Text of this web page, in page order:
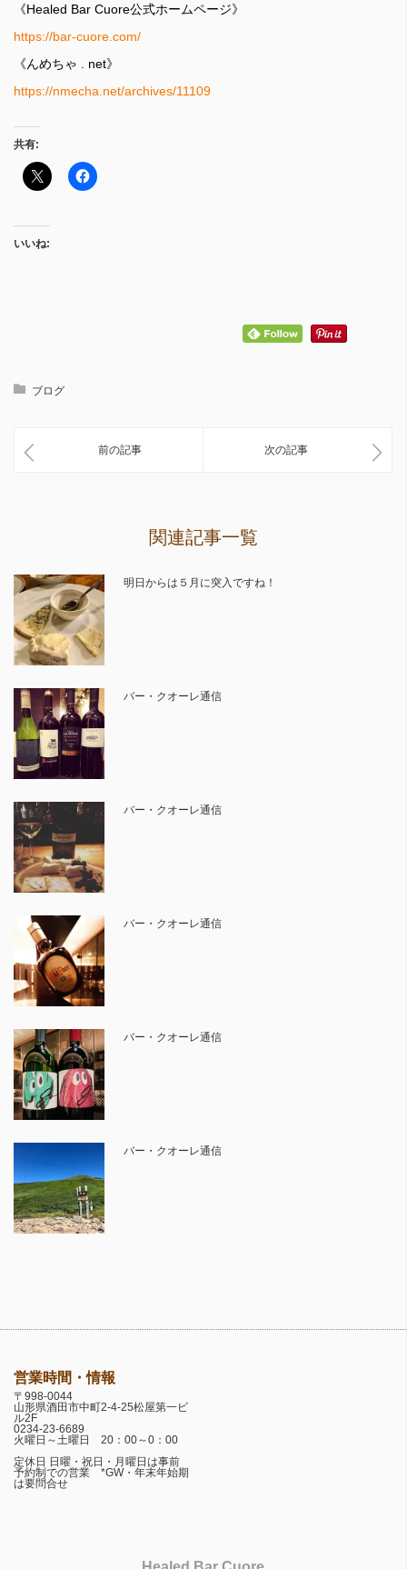
《Healed Bar Cuore公式ホームページ》
https://bar-cuore.com/
《んめちゃ . net》
https://nmecha.net/archives/11109
共有:
いいね:
ブログ
前の記事 次の記事
関連記事一覧
明日からは５月に突入ですね！
バー・クオーレ通信
バー・クオーレ通信
バー・クオーレ通信
バー・クオーレ通信
バー・クオーレ通信
営業時間・情報
〒998-0044
山形県酒田市中町2-4-25松屋第一ビ
ル2F
0234-23-6689
火曜日～土曜日 20：00～0：00
定休日 日曜・祝日・月曜日は事前
予約制での営業 *GW・年末年始期
は要問合せ